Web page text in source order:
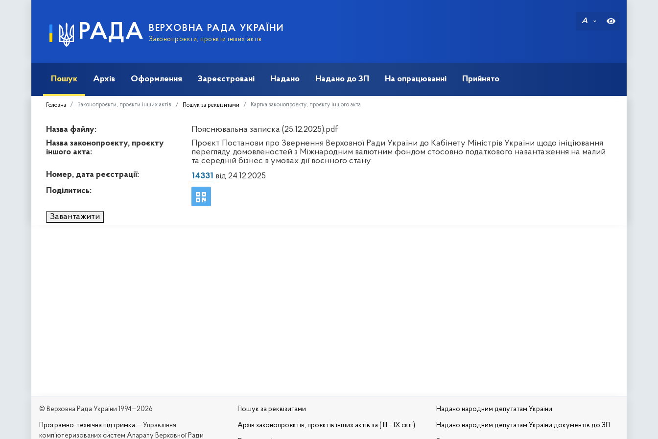
РАДА ВЕРХОВНА РАДА УКРАЇНИ
Законопроєкти, проєкти інших актів
A
Пошук Архів Оформлення Зареєстровані Надано Надано до ЗП На опрацюванні Прийнято
Головна Законопроєкти, проєкти інших актів Пошук за реквізитами Картка законопроєкту, проєкту іншого акта
Назва файлу:
Пояснювальна записка (25.12.2025).pdf
Назва законопроєкту, проєкту
іншого акта:
Проєкт Постанови про Звернення Верховної Ради України до Кабінету Міністрів України щодо ініціювання
перегляду домовленостей з Міжнародним валютним фондом стосовно податкового навантаження на малий
та середній бізнес в умовах дії воєнного стану
Номер, дата реєстрації:
14331 від 24.12.2025
Поділитись:
Завантажити
© Верховна Рада України 1994—2026
Програмно-технічна підтримка — Управління
комп'ютеризованих систем Апарату Верховної Ради
Пошук за реквізитами
Архів законопроєктів, проєктів інших актів за ( III – IX скл.)
Надано народним депутатам України
Надано народним депутатам України документів до ЗП